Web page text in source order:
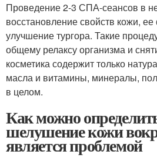
Проведение 2-3 СПА-сеансов в
восстановление свойств кожи,
улучшение тургора. Такие
общему релаксу организма и
косметика содержит только
масла и витамины, минералы,
в целом.
Как можно
шелушение кожи
является проблемой